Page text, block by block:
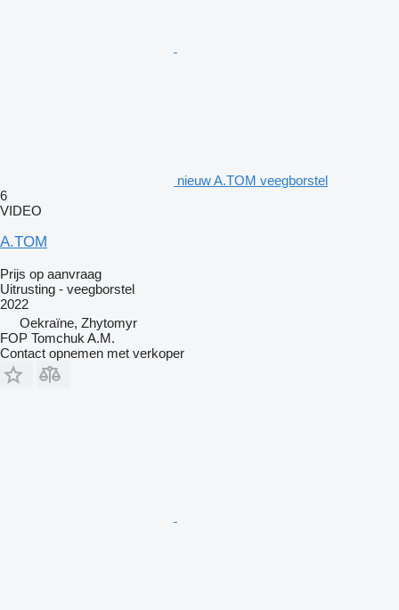
nieuw A.TOM veegborstel
6
VIDEO
A.TOM
Prijs op aanvraag
Uitrusting - veegborstel
2022
Oekraïne, Zhytomyr
FOP Tomchuk A.M.
Contact opnemen met verkoper